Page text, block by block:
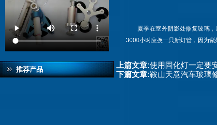
推荐产品
夏季在室外阴影处修复玻璃
3000小时应换一只新灯管，因为
上篇文章:使用固化灯一定要
下篇文章:鞍山天意汽车玻璃